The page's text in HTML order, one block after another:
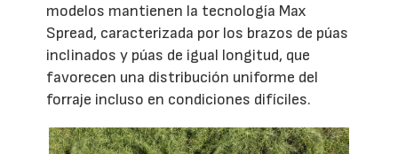
modelos mantienen la tecnología Max
Spread, caracterizada por los brazos de púas
inclinados y púas de igual longitud, que
favorecen una distribución uniforme del
forraje incluso en condiciones difíciles.